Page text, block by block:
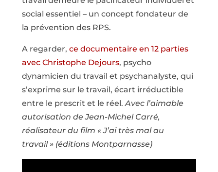
social essentiel – un concept fondateur de
la prévention des RPS.
A regarder, ce documentaire en 12 parties
avec Christophe Dejours, psycho
dynamicien du travail et psychanalyste, qui
s’exprime sur le travail, écart irréductible
entre le prescrit et le réel.Avec l’aimable
autorisation de Jean-Michel Carré,
réalisateur du film « J’ai très mal au
travail » (éditions Montparnasse)